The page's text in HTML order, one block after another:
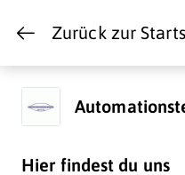
Zurück zur
Hier findest du uns